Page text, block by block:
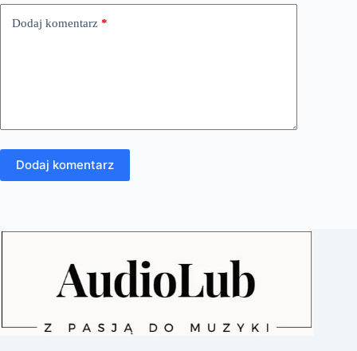
Dodaj komentarz *
Dodaj komentarz